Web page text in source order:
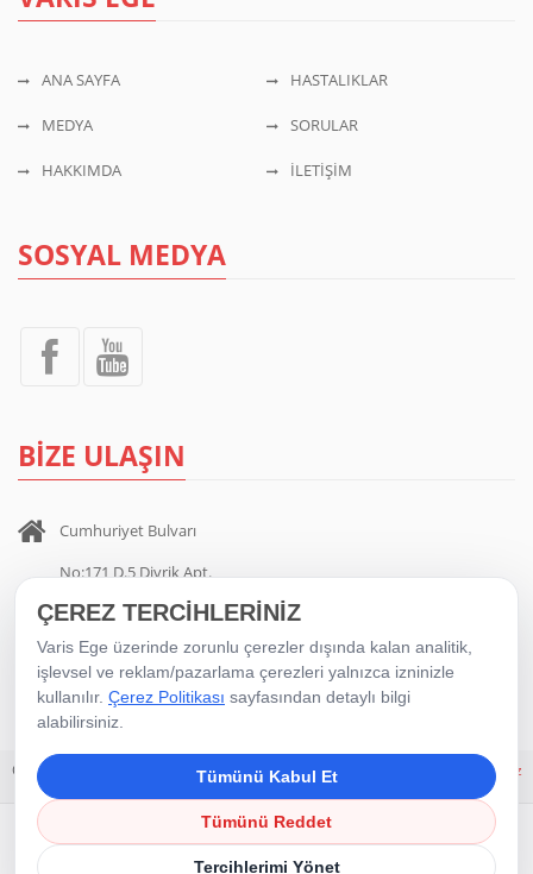
ANA SAYFA HASTALIKLAR
MEDYA SORULAR
HAKKIMDA İLETİŞİM
SOSYAL MEDYA
BİZE ULAŞIN
Cumhuriyet Bulvarı
No:171 D.5 Divrik Apt.
Alsancak / İZMİR
0 232 404 00 35- 0 532 705 11 81
Copyright © 2016 Varis Ege. Tüm Hakları Saklıdır. Çerez
Tercihleri
ÇEREZ TERCİHLERİNİZ
Varis Ege üzerinde zorunlu çerezler dışında kalan analitik,
işlevsel ve reklam/pazarlama çerezleri yalnızca izninizle
kullanılır. Çerez Politikası sayfasından detaylı bilgi
alabilirsiniz.
Tümünü Kabul Et
Tümünü Reddet
Tercihlerimi Yönet